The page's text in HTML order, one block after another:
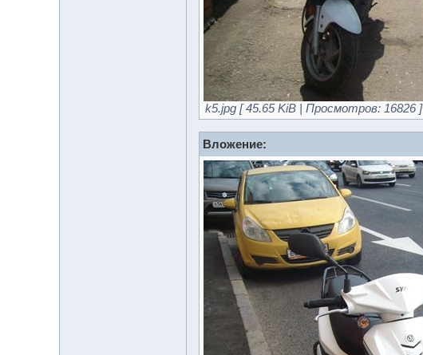
k5.jpg [ 45.65 KiB | Просмотров: 16826 ]
Вложение: